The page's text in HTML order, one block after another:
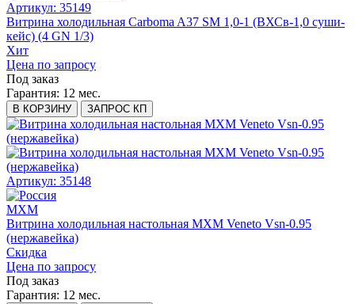
Артикул: 35149
Витрина холодильная Carboma A37 SM 1,0-1 (ВХСв-1,0 суши-
кейс) (4 GN 1/3)
Хит
Цена по запросу
Под заказ
Гарантия: 12 мес.
В КОРЗИНУ ЗАПРОС КП
Артикул: 35148
МХМ
Витрина холодильная настольная МХМ Veneto Vsn-0.95
(нержавейка)
Скидка
Цена по запросу
Под заказ
Гарантия: 12 мес.